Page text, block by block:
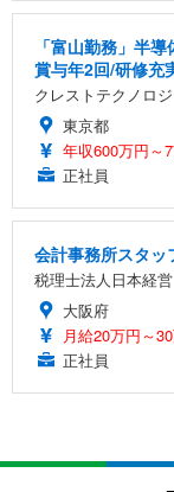
「富山勤務」半
賞与年2回/研修充
クレストテクノロ
東京都
年収600万円～
正社員
会計事務所スタッ
税理士法人日本経営
大阪府
月給20万円～
正社員